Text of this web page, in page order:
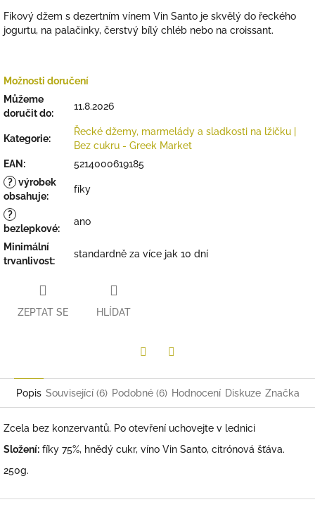
Fíkový džem s dezertním vínem Vin Santo je skvělý do řeckého
jogurtu, na palačinky, čerstvý bílý chléb nebo na croissant.
Možnosti doručení
Můžeme
doručit do:
11.8.2026
Kategorie:
Řecké džemy, marmelády a sladkosti na lžičku |
Bez cukru - Greek Market
EAN :
5214000619185
? výrobek
obsahuje:
fíky
?
bezlepkové:
ano
Minimální
trvanlivost:
standardně za více jak 10 dní
ZEPTAT SE HLÍDAT
Popis Související (6) Podobné (6) Hodnocení Diskuze Značka
Zcela bez konzervantů. Po otevření uchovejte v lednici
Složení: fíky 75%, hnědý cukr, víno Vin Santo, citrónová šťáva.
250g.